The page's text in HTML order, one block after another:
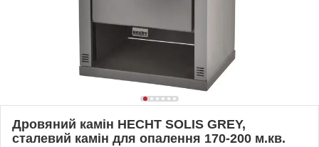
Дровяний камін HECHT SOLIS GREY,
сталевий камін для опалення 170-200 м.кв.